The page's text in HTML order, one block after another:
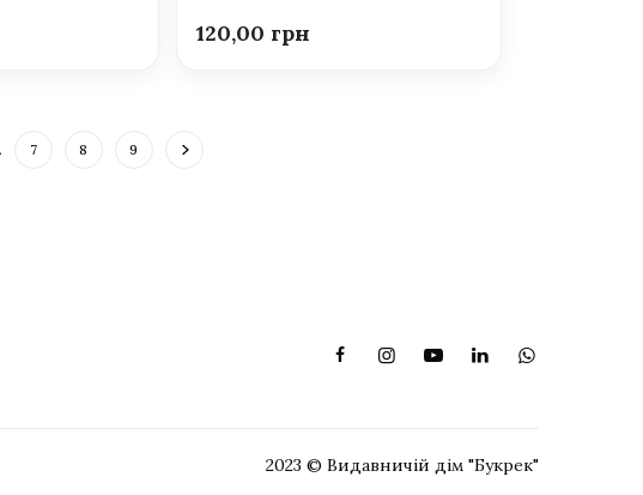
120,00
7 8 9
2023 © Видавничій дім "Букрек"